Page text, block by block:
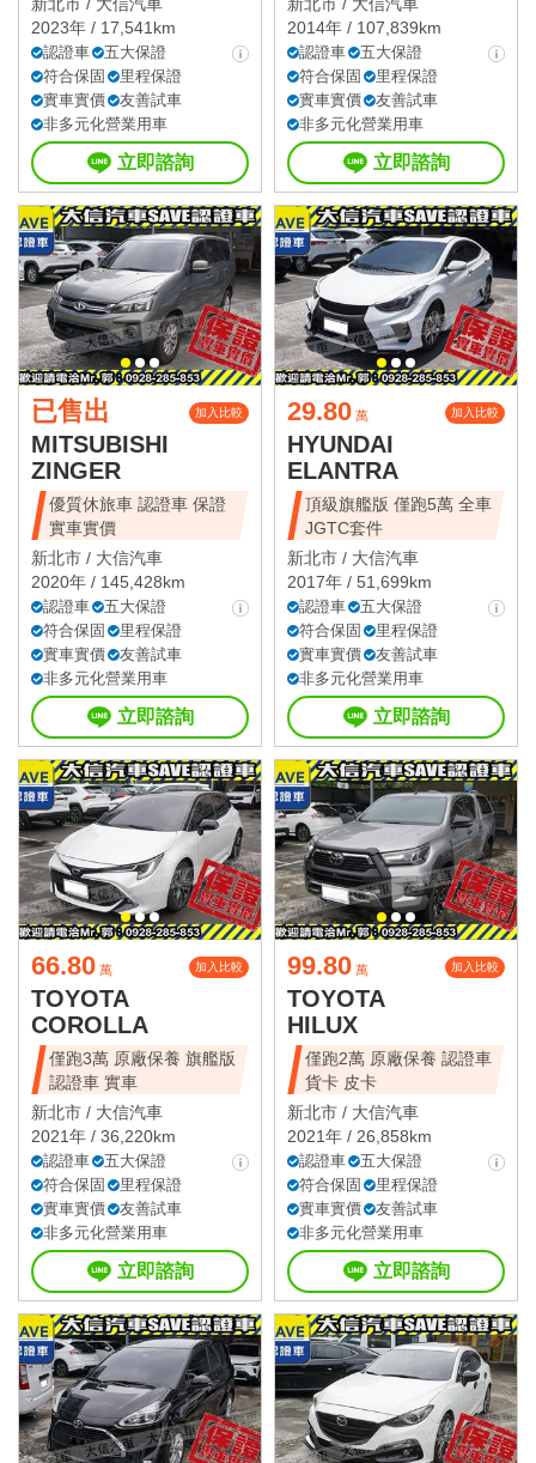
新北市 / 大信汽車
2023年 / 17,541km
認證車
五大保證
符合保固
里程保證
實車實價
友善試車
非多元化營業用車
立即諮詢
新北市 / 大信汽車
2014年 / 107,839km
認證車
五大保證
符合保固
里程保證
實車實價
友善試車
非多元化營業用車
立即諮詢
已售出 加入比較
MITSUBISHI
ZINGER
優質休旅車 認證車 保證
實車實價
新北市 / 大信汽車
2020年 / 145,428km
認證車
五大保證
符合保固
里程保證
實車實價
友善試車
非多元化營業用車
立即諮詢
29.80 萬 加入比較
HYUNDAI
ELANTRA
頂級旗艦版 僅跑5萬 全車
JGTC套件
新北市 / 大信汽車
2017年 / 51,699km
認證車
五大保證
符合保固
里程保證
實車實價
友善試車
非多元化營業用車
立即諮詢
66.80 萬 加入比較
TOYOTA
COROLLA
僅跑3萬 原廠保養 旗艦版
認證車 實車
新北市 / 大信汽車
2021年 / 36,220km
認證車
五大保證
符合保固
里程保證
實車實價
友善試車
非多元化營業用車
立即諮詢
99.80 萬 加入比較
TOYOTA
HILUX
僅跑2萬 原廠保養 認證車
貨卡 皮卡
新北市 / 大信汽車
2021年 / 26,858km
認證車
五大保證
符合保固
里程保證
實車實價
友善試車
非多元化營業用車
立即諮詢